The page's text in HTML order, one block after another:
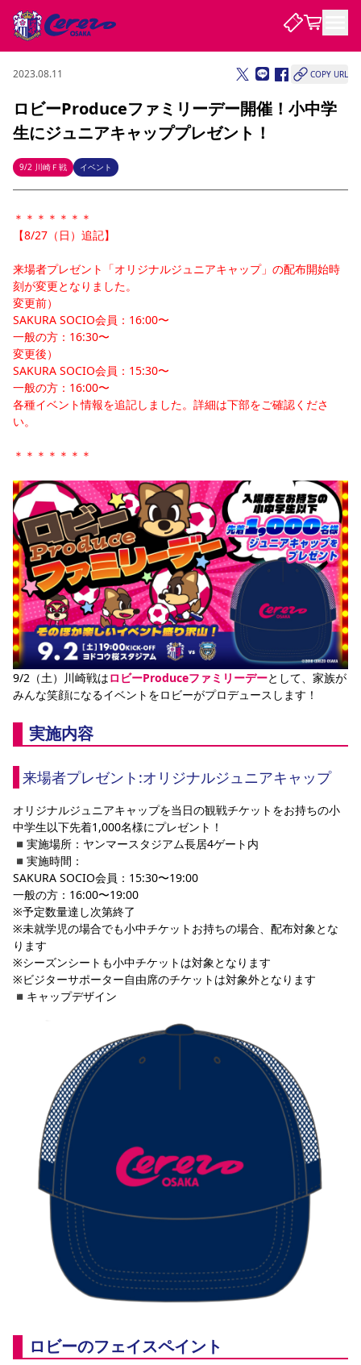
試合・チーム
試合について
試合日程 / 結果 順位表
チームについて
選手・スタッフ
アカデミー ハナサカプレーヤー
観戦する
チケット
チケット情報
シーズンシート 法人シーズンシート
特定興行入場券 譲渡サービス
観戦ガイド
初めて観戦ガイド
観戦マナー&ルール
ビジターサポーター観戦ガイド
スタジアム
YANMAR HANASAKA STADIUM
DAZNで観戦
DAZNで観戦
アウェイツアー
アウェイツアー
よくある質問
よくある質問
クラブを知る
セレッソ大阪について
クラブ紹介 沿革 シーズン記録 求人情報
サポートする
パートナー企業募集中
セレッソアイデアちょうだいな
Lise（ライセンスビジネス）
サステナビリティ
サステナビリティポリシー
インパクトレポート
活動レポート
スポーツクラブ
スポーツクラブ
関連団体/施設
長居公園 セレッソフットサルパーク セレッソフットサルパーク長居
セレッソスポーツパーク舞洲 YANMAR HANASAKA STADIUM
セレッソ大阪アカデミー 子供のサッカースクール
大人のサッカースクール その他スポーツクラブ
ファンクラブ
ファンクラブ
SAKURA SOCIO SAKURA POINT Program
まいセレチケット
ニュース
ニュース
すべて チーム グッズ
ホームタウン
パートナー スポーツクラブ メディア 30周年
レディース
アカデミー
2023.08.11 COPY URL
ロビーProduceファミリーデー開催！小中学
生にジュニアキャッププレゼント！
9/2 川崎Ｆ戦 イベント
＊＊＊＊＊＊＊
【8/27（日）追記】
来場者プレゼント「オリジナルジュニアキャップ」の配布開始時
刻が変更となりました。
変更前）
SAKURA SOCIO会員：16:00〜
一般の方：16:30〜
変更後）
SAKURA SOCIO会員：15:30〜
一般の方：16:00〜
各種イベント情報を追記しました。詳細は下部をご確認くださ
い。
＊＊＊＊＊＊＊
9/2（土）川崎戦はロビーProduceファミリーデーとして、家族が
みんな笑顔になるイベントをロビーがプロデュースします！
実施内容
来場者プレゼント:オリジナルジュニアキャップ
オリジナルジュニアキャップを当日の観戦チケットをお持ちの小
中学生以下先着1,000名様にプレゼント！
◾️実施場所：ヤンマースタジアム長居4ゲート内
◾️実施時間：
SAKURA SOCIO会員：15:30〜19:00
一般の方：16:00〜19:00
※予定数量達し次第終了
※未就学児の場合でも小中チケットお持ちの場合、配布対象とな
ります
※シーズンシートも小中チケットは対象となります
※ビジターサポーター自由席のチケットは対象外となります
◾️キャップデザイン
ロビーのフェイスペイント